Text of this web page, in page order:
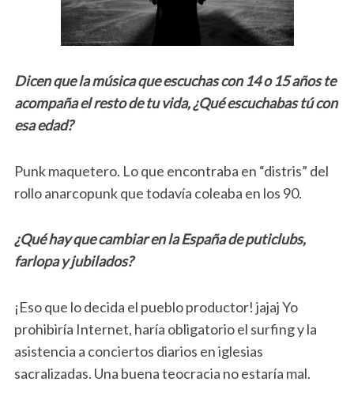
Dicen que la música que escuchas con 14 o 15 años te
acompaña el resto de tu vida, ¿Qué escuchabas tú con
esa edad?
Punk maquetero. Lo que encontraba en “distris” del
rollo anarcopunk que todavía coleaba en los 90.
¿Qué hay que cambiar en la España de puticlubs,
farlopa y jubilados?
¡Eso que lo decida el pueblo productor! jajaj Yo
prohibiría Internet, haría obligatorio el surfing y la
asistencia a conciertos diarios en iglesias
sacralizadas. Una buena teocracia no estaría mal.